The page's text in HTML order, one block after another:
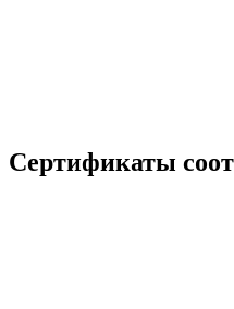
Сертификаты